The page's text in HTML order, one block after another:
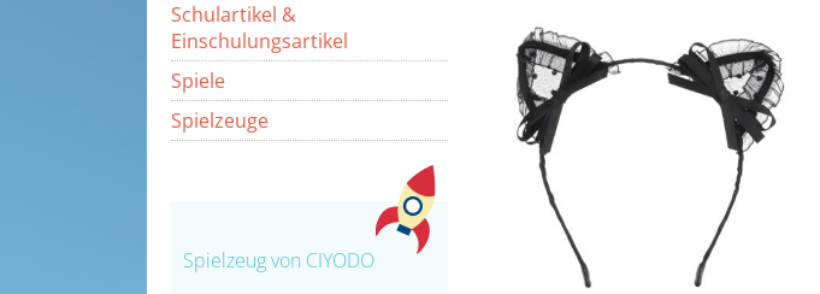
Schulartikel &
Einschulungsartikel
Spiele
Spielzeuge
Spielzeug von CIYODO